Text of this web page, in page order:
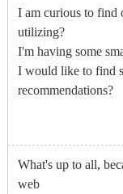
I am curious to find
utilizing?
I'm having some
I would like to find
recommendations?
What's up to all,
web